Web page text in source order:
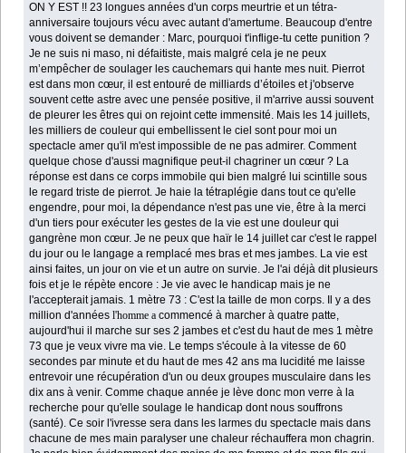
ON Y EST !! 23 longues années d'un corps meurtrie et un tétra-
anniversaire toujours vécu avec autant d'amertume. Beaucoup d'entre
vous doivent se demander : Marc, pourquoi t'inflige-tu cette punition ?
Je ne suis ni maso, ni défaitiste, mais malgré cela je ne peux
m’empêcher de soulager les cauchemars qui hante mes nuit. Pierrot
est dans mon cœur, il est entouré de milliards d’étoiles et j'observe
souvent cette astre avec une pensée positive, il m'arrive aussi souvent
de pleurer les êtres qui on rejoint cette immensité. Mais les 14 juillets,
les milliers de couleur qui embellissent le ciel sont pour moi un
spectacle amer qu'il m'est impossible de ne pas admirer. Comment
quelque chose d'aussi magnifique peut-il chagriner un cœur ? La
réponse est dans ce corps immobile qui bien malgré lui scintille sous
le regard triste de pierrot. Je haie la tétraplégie dans tout ce qu'elle
engendre, pour moi, la dépendance n'est pas une vie, être à la merci
d'un tiers pour exécuter les gestes de la vie est une douleur qui
gangrène mon cœur. Je ne peux que haïr le 14 juillet car c'est le rappel
du jour ou le langage a remplacé mes bras et mes jambes. La vie est
ainsi faites, un jour on vie et un autre on survie. Je l'ai déjà dit plusieurs
fois et je le répète encore : Je vie avec le handicap mais je ne
l'accepterait jamais. 1 mètre 73 : C'est la taille de mon corps. Il y a des
million d'annéesl'homme acommencé à marcher à quatre patte,
aujourd'hui il marche sur ses 2 jambes et c'est du haut de mes 1 mètre
73 que je veux vivre ma vie. Le temps s'écoule à la vitesse de 60
secondes par minute et du haut de mes 42 ans ma lucidité me laisse
entrevoir une récupération d'un ou deux groupes musculaire dans les
dix ans à venir. Comme chaque année je lève donc mon verre à la
recherche pour qu'elle soulage le handicap dont nous souffrons
(santé). Ce soir l'ivresse sera dans les larmes du spectacle mais dans
chacune de mes main paralyser une chaleur réchauffera mon chagrin.